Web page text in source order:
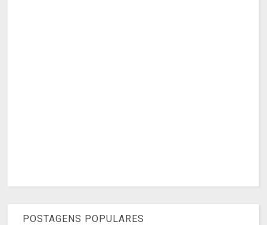
POSTAGENS POPULARES